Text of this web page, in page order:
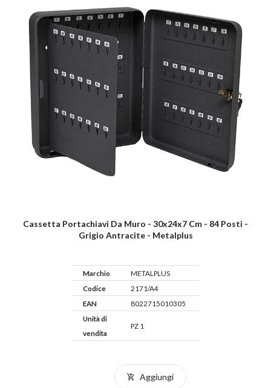
Cassetta Portachiavi Da Muro - 30x24x7 Cm - 84 Posti -
Grigio Antracite - Metalplus
Marchio
METALPLUS
Codice
2171/A4
EAN
8022715010305
Unità di
vendita
PZ 1
Aggiungi